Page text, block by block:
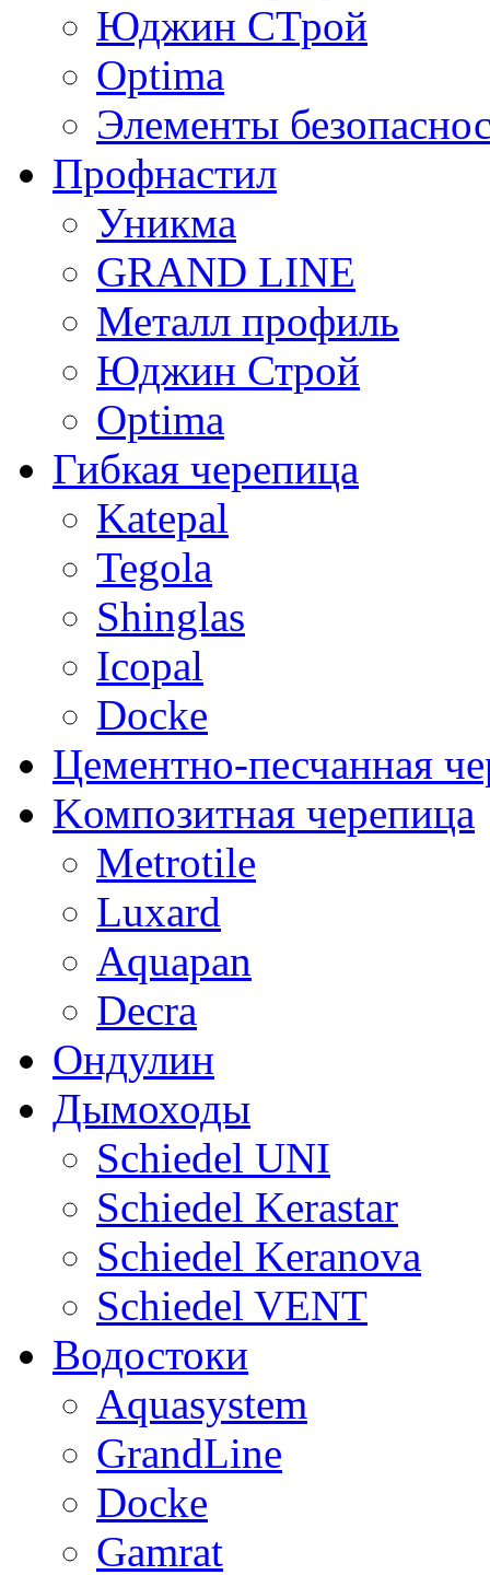
Юджин СТрой
Optima
Элементы
Профнастил
Уникма
GRAND LINE
Металл профиль
Юджин Строй
Optima
Гибкая черепица
Katepal
Tegola
Shinglas
Icopal
Docke
Цементно-песчанная
Kомпозитная черепица
Metrotile
Luxard
Aquapan
Decra
Oндулин
Дымоходы
Sсhiedel UNI
Schiedel Kerastar
Sсhiedel Keranova
Schiedel VENT
Водостоки
Aquasystem
GrandLine
Docke
Gamrat